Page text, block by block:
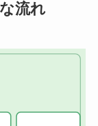
流れ